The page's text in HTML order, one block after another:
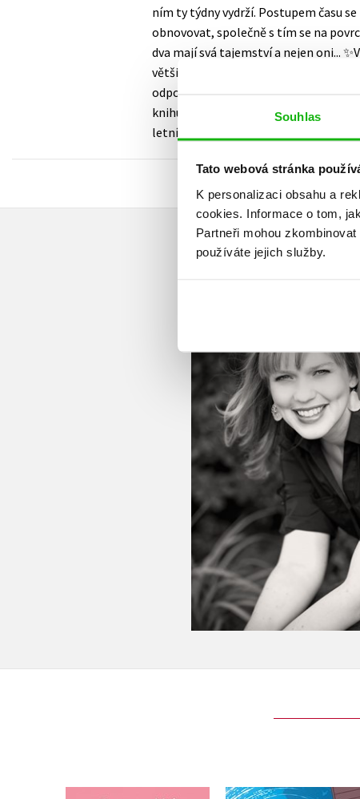
Souhlas
Tato webová stránka
K personalizaci obsahu a
cookies. Informace o tom,
Partneři mohou
používáte jejich služby.
ním ty týdny vydrží. Postupem času
obnovovat, společně s tím se na
dva mají svá tajemství a nejen oni...
většinou je děj lehce předvídatelný.
odpoledne nebo víkend jako
knihu z žánru YA, tak sáhněte po této
letním cestování, rodině, kamarádství